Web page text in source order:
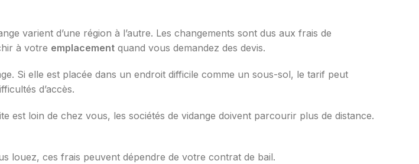
varient d’une région à l’autre. Les changements sont dus aux frais de
à votre emplacement quand vous demandez des devis.
Si elle est placée dans un endroit difficile comme un sous-sol, le tarif peut
d’accès.
est loin de chez vous, les sociétés de vidange doivent parcourir plus de distance.
louez, ces frais peuvent dépendre de votre contrat de bail.